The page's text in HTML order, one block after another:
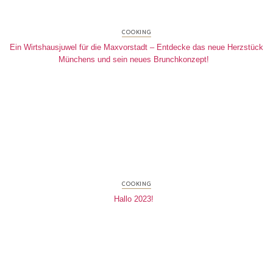
COOKING
Ein Wirtshausjuwel für die Maxvorstadt – Entdecke das neue Herzstück
Münchens und sein neues Brunchkonzept!
COOKING
Hallo 2023!